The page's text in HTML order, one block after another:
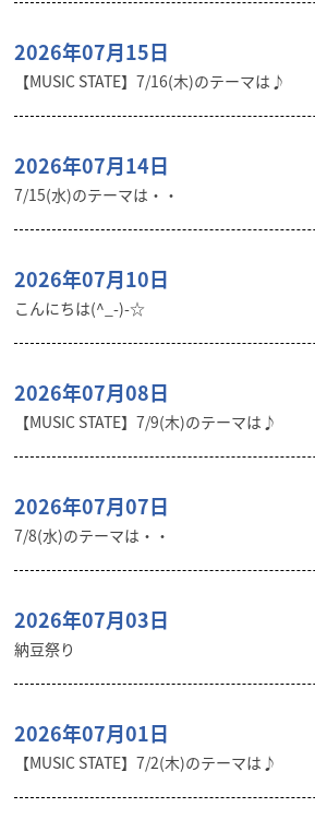
2026年07月15日
【MUSIC STATE】7/16(木)のテーマは♪
2026年07月14日
7/15(水)のテーマは・・
2026年07月10日
こんにちは(^_-)-☆
2026年07月08日
【MUSIC STATE】7/9(木)のテーマは♪
2026年07月07日
7/8(水)のテーマは・・
2026年07月03日
納豆祭り
2026年07月01日
【MUSIC STATE】7/2(木)のテーマは♪